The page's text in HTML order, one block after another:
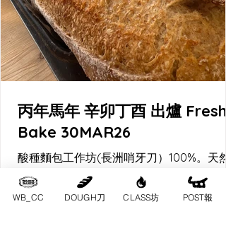
丙年馬年 辛卯丁酉 出爐 Fresh
Bake 30MAR26
酸種麵包工作坊(長洲哨牙刀）100%。天然
母酸種麵包。
WB_CC DOUGH刀 CLASS坊 POST報